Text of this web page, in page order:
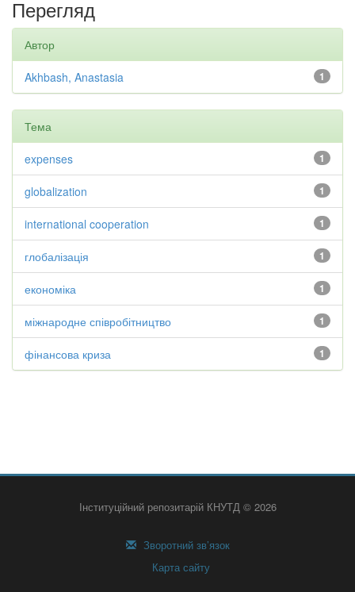
Перегляд
Автор
1
Akhbash, Anastasia
Тема
1
expenses
1
globalization
1
international cooperation
1
глобалізація
1
економіка
1
міжнародне співробітництво
1
фінансова криза
Інституційний репозитарій КНУТД © 2026
Зворотний зв’язок
Карта сайту